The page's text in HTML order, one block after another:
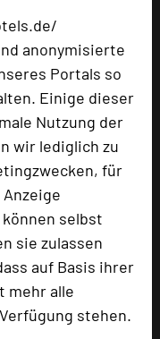
anonymisierte
Portals so
Einige dieser
Nutzung der
wir lediglich zu
für
selbst
sie zulassen
auf Basis ihrer
mehr alle
stehen.
den
Portal aufgerufen.
jeweiligen Hotels die
und sind dafür